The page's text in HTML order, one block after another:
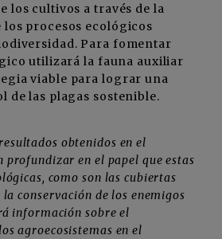
los cultivos a través de la
procesos ecológicos
Para fomentar
utilizará la fauna auxiliar
viable para lograr una
de las plagas sostenible.
obtenidos en el
en el papel que estas
como son las cubiertas
conservación de los enemigos
información sobre el
agroecosistemas en el